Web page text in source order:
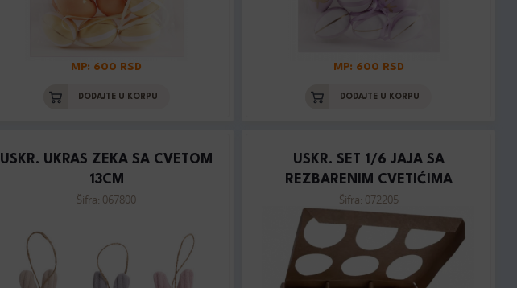
MP: 600 RSD
DODAJTE U KORPU
MP: 600 RSD
DODAJTE U KORPU
USKR. UKRAS ZEKA SA CVETOM
13CM
Šifra: 067800
USKR. SET 1/6 JAJA SA
REZBARENIM CVETIĆIMA
Šifra: 072205